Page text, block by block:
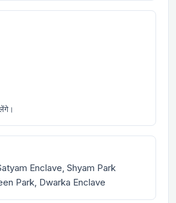
Enclave, Shyam Park
Park, Dwarka Enclave